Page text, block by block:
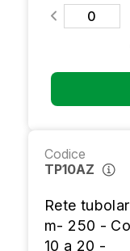
Codice
TP10AZ
Rete
m- 250 -
10 a 20 -